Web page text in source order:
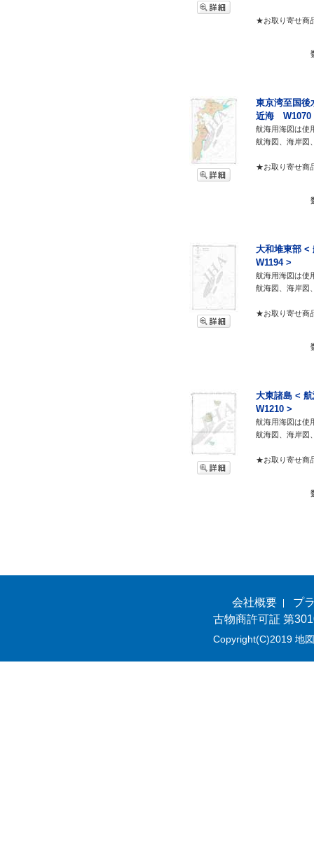
★お取り寄せ商
東京湾至国後
近海 W1070
航海用海図は使
航海図、海岸図
★お取り寄せ商
大和堆東部
W1194 >
航海用海図は使
航海図、海岸図
★お取り寄せ商
大東諸島 <
W1210 >
航海用海図は使
航海図、海岸図
★お取り寄せ商
会社概要
プ
古物商許可証 第
Copyright(C)2019 地